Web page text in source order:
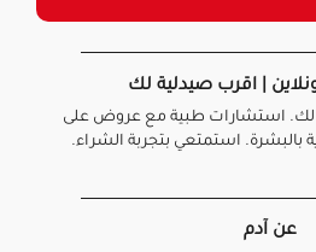
| اقرب صيدلية لك
استشارات طبية مع عروض على
بالبشرة. استمتعي بتجربة الشراء.
عن آدم